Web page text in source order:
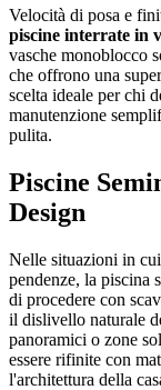
Velocità di posa e
piscine interrate in
vasche monoblocco
che offrono una
scelta ideale per chi
manutenzione
pulita.
Piscine
Design
Nelle situazioni in
pendenze, la piscina
di procedere con
il dislivello naturale
panoramici o zone
essere rifinite con
l'architettura della